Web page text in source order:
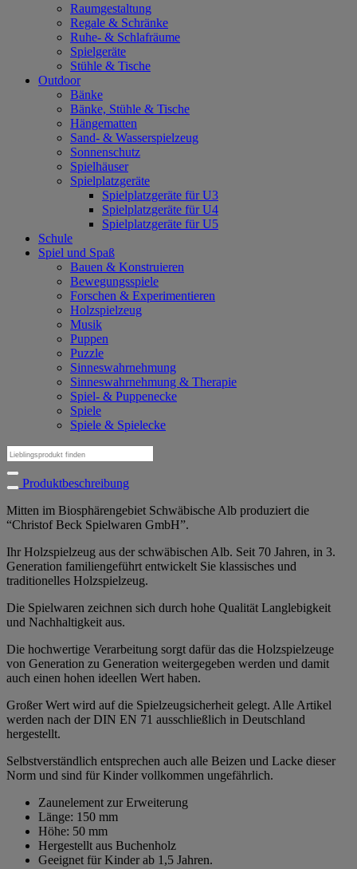
Raumgestaltung
Regale & Schränke
Ruhe- & Schlafräume
Spielgeräte
Stühle & Tische
Outdoor
Bänke
Bänke, Stühle & Tische
Hängematten
Sand- & Wasserspielzeug
Sonnenschutz
Spielhäuser
Spielplatzgeräte
Spielplatzgeräte für U3
Spielplatzgeräte für U4
Spielplatzgeräte für U5
Schule
Spiel und Spaß
Bauen & Konstruieren
Bewegungsspiele
Forschen & Experimentieren
Holzspielzeug
Musik
Puppen
Puzzle
Sinneswahrnehmung
Sinneswahrnehmung & Therapie
Spiel- & Puppenecke
Spiele
Spiele & Spielecke
Suchen
nach:
Produktbeschreibung
Mitten im Biosphärengebiet Schwäbische Alb produziert die
“Christof Beck Spielwaren GmbH”.
Ihr Holzspielzeug aus der schwäbischen Alb. Seit 70 Jahren, in 3.
Generation familiengeführt entwickelt Sie klassisches und
traditionelles Holzspielzeug.
Die Spielwaren zeichnen sich durch hohe Qualität Langlebigkeit
und Nachhaltigkeit aus.
Die hochwertige Verarbeitung sorgt dafür das die Holzspielzeuge
von Generation zu Generation weitergegeben werden und damit
auch einen hohen ideellen Wert haben.
Großer Wert wird auf die Spielzeugsicherheit gelegt. Alle Artikel
werden nach der DIN EN 71 ausschließlich in Deutschland
hergestellt.
Selbstverständlich entsprechen auch alle Beizen und Lacke dieser
Norm und sind für Kinder vollkommen ungefährlich.
Zaunelement zur Erweiterung
Länge: 150 mm
Höhe: 50 mm
Hergestellt aus Buchenholz
Geeignet für Kinder ab 1,5 Jahren.